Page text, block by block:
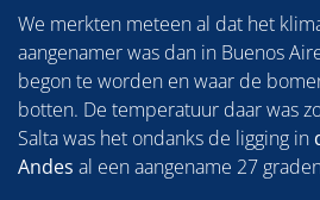
We merkten meteen al dat het
aangenamer was dan in Buenos
begon te worden en waar de
botten. De temperatuur daar was
Salta was het ondanks de ligging in
Andes al een aangename 27